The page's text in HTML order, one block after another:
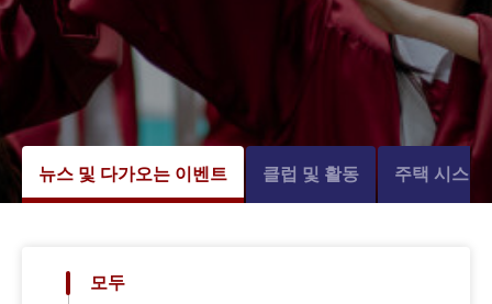
뉴스 및 다가오는 이벤트 클럽 및 활동 주택 시스템
모두